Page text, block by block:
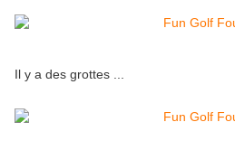
Il y a des grottes ...